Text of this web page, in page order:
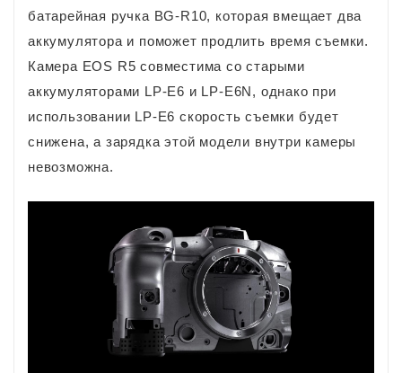
батарейная ручка BG-R10, которая вмещает два
аккумулятора и поможет продлить время съемки.
Камера EOS R5 совместима со старыми
аккумуляторами LP-E6 и LP-E6N, однако при
использовании LP-E6 скорость съемки будет
снижена, а зарядка этой модели внутри камеры
невозможна.